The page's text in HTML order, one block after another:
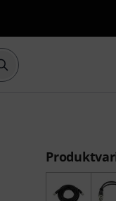
Suche mit Suchwort